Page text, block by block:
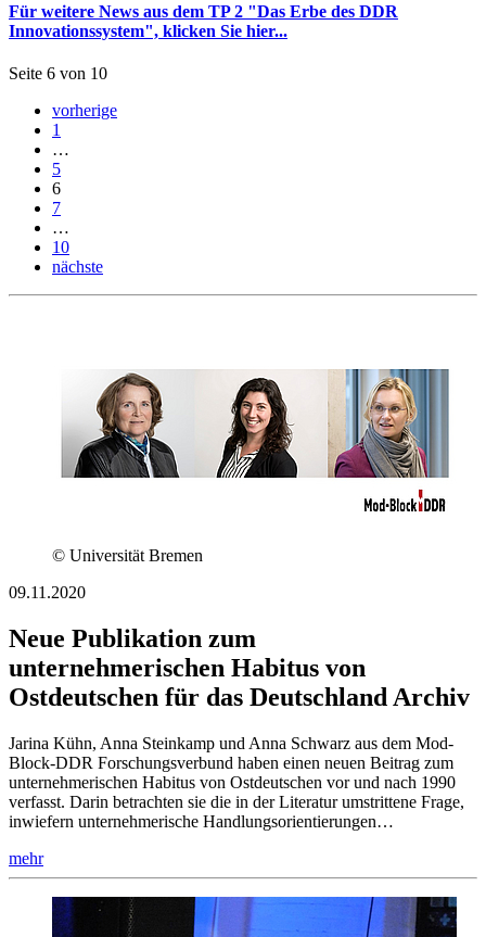
Für weitere News aus dem TP 2 "Das Erbe des DDR
Innovationssystem", klicken Sie hier...
Seite 6 von 10
vorherige
1
…
5
6
7
…
10
nächste
© Universität Bremen
09.11.2020
Neue Publikation zum
unternehmerischen Habitus von
Ostdeutschen für das Deutschland Archiv
Jarina Kühn, Anna Steinkamp und Anna Schwarz aus dem Mod-
Block-DDR Forschungsverbund haben einen neuen Beitrag zum
unternehmerischen Habitus von Ostdeutschen vor und nach 1990
verfasst. Darin betrachten sie die in der Literatur umstrittene Frage,
inwiefern unternehmerische Handlungsorientierungen…
mehr